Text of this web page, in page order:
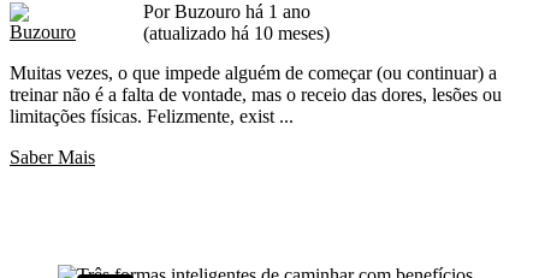
Por Buzouro há 1 ano
(atualizado há 10 meses)
Muitas vezes, o que impede alguém de começar (ou continuar) a
treinar não é a falta de vontade, mas o receio das dores, lesões ou
limitações físicas. Felizmente, exist ...
Saber Mais